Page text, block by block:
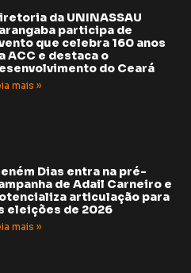
da UNINASSAU
participa de
que celebra 160 anos
ACC e destaca o
do Ceará
mais »
Dias entra na pré-
de Adail Carneiro e
articulação para
eleições de 2026
mais »